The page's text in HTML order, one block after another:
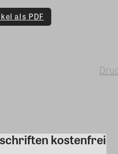
als PDF
kostenfrei